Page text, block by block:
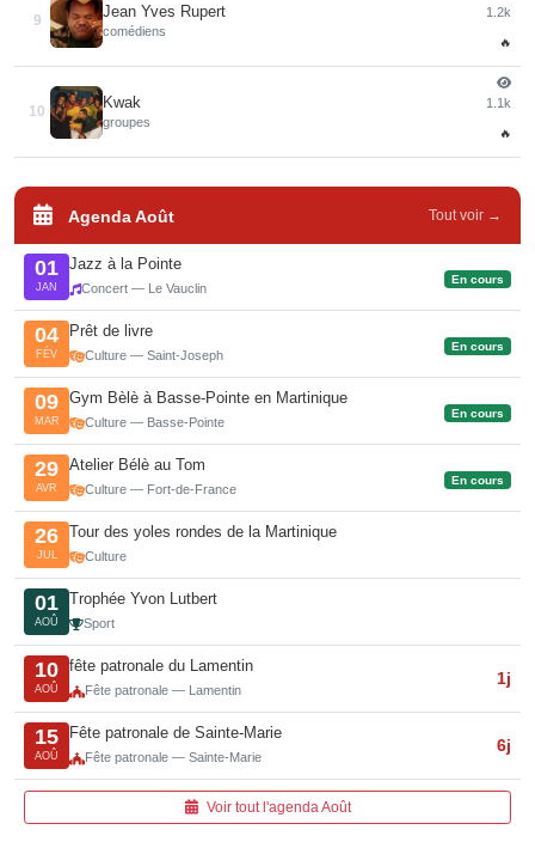
9
Jean Yves Rupert
comédiens
1.2k
🔥
10
Kwak
groupes
1.1k
🔥
Agenda Août Tout voir →
01
JAN
Jazz à la Pointe
Concert — Le Vauclin
En cours
04
FÉV
Prêt de livre
Culture — Saint-Joseph
En cours
09
MAR
Gym Bèlè à Basse-Pointe en Martinique
Culture — Basse-Pointe
En cours
29
AVR
Atelier Bélè au Tom
Culture — Fort-de-France
En cours
26
JUL
Tour des yoles rondes de la Martinique
Culture
01
AOÛ
Trophée Yvon Lutbert
Sport
10
AOÛ
fête patronale du Lamentin
Fête patronale — Lamentin
1j
15
AOÛ
Fête patronale de Sainte-Marie
Fête patronale — Sainte-Marie
6j
Voir tout l'agenda Août